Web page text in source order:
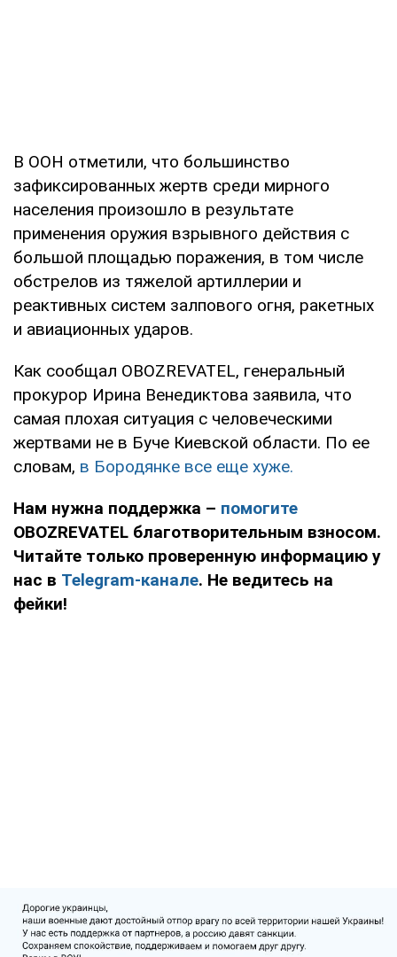
В ООН отметили, что большинство
зафиксированных жертв среди мирного
населения произошло в результате
применения оружия взрывного действия с
большой площадью поражения, в том числе
обстрелов из тяжелой артиллерии и
реактивных систем залпового огня, ракетных
и авиационных ударов.
Как сообщал OBOZREVATEL, генеральный
прокурор Ирина Венедиктова заявила, что
самая плохая ситуация с человеческими
жертвами не в Буче Киевской области. По ее
словам, в Бородянке все еще хуже.
Нам нужна поддержка – помогите
OBOZREVATEL благотворительным взносом.
Читайте только проверенную информацию у
нас в Telegram-канале. Не ведитесь на
фейки!